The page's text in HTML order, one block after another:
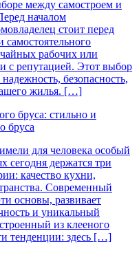
между самостроем и
началом
стоит перед
рабочих или
с репутацией. Этот выбор
безопасность,
жилья. […]
бруса: стильно и
для человека особый
сегодня держатся три
качество кухни,
Современный
основы, развивает
и уникальный
из клееного
тенденции: здесь […]